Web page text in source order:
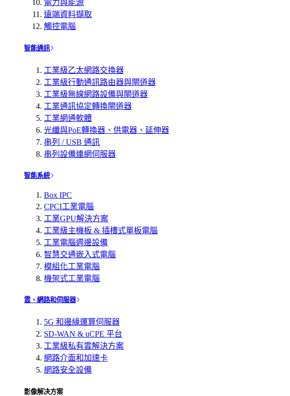
電力與能源
遠端資料擷取
觸控電腦
智能通訊
工業級乙太網路交換器
工業級行動通訊路由器與閘道器
工業級無線網路設備與閘道器
工業通訊協定轉換閘道器
工業網通軟體
光纖與PoE轉換器、供電器、延伸器
串列 / USB 通訊
串列設備連網伺服器
智能系統
Box IPC
CPCI工業電腦
工業GPU解決方案
工業級主機板 & 插槽式單板電腦
工業電腦週邊設備
智慧交通嵌入式電腦
模組化工業電腦
機架式工業電腦
雲、網路和伺服器
5G 和邊緣運算伺服器
SD-WAN & uCPE 平台
工業級私有雲解決方案
網路介面和加速卡
網路安全設備
影像解决方案